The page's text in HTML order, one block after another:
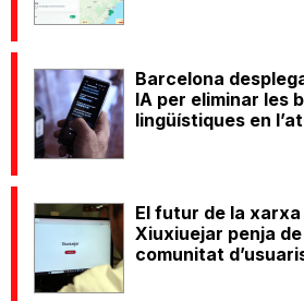
Barcelona
IA per eliminar les
lingüístiques en
El futur de la
Xiuxiuejar penja
comunitat